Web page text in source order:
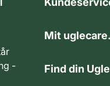
-
Mit
Find din